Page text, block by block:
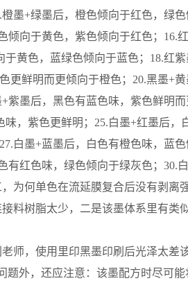
墨+绿墨后，橙色倾向于红色，绿
倾向于黄色，紫色倾向于红色；16.
于黄色，蓝绿色倾向于蓝色；18.红
更鲜明而更倾向于橙色；20.黑墨+
紫墨后，黑色有蓝色味，紫色鲜明
味，紫色更鲜明；25.白墨+红墨后
白墨+蓝墨后，白色有橙色味，蓝
有红色味，绿色倾向于绿灰色；30.
为何单色在流延膜复合后没有剥离
料树脂太少，二是该墨体系里有类
师，使用里印黑墨印刷后光泽太差
外，还应注意：该墨配方时尽可